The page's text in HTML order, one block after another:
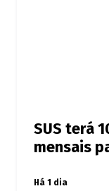
SUS terá
mensais
Há 1 dia